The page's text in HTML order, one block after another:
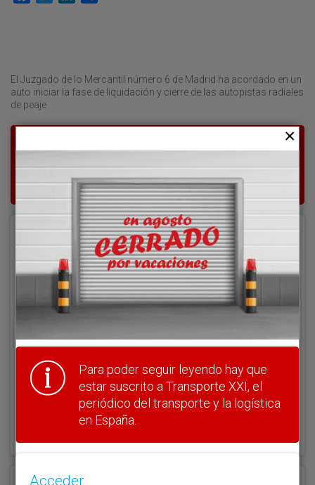
El Juzgado de lo Mercantil número 6 de Madrid ha acordado en un
auto iniciar la fase de liquidación y cierre de las autopistas radiales
de peaje
Para poder seguir leyendo hay que estar
suscrito a Transporte XXI, el periódico
del transporte y la logística en España.
Acceder
Nombre de usuario
Haga clic aquí para recuperarla.
Para poder seguir leyendo hay que
estar suscrito a Transporte XXI, el
periódico del transporte y la logística
en España.
Acceder